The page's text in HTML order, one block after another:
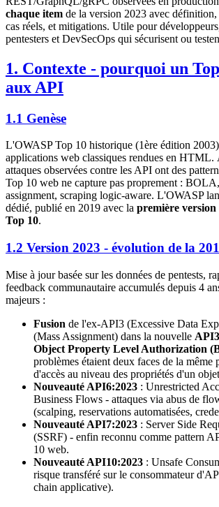
chaque item de la version 2023 avec définition,
cas réels, et mitigations. Utile pour
pentesters et DevSecOps qui sécurisent ou
1. Contexte - pourquoi un
aux API
1.1 Genèse
L'OWASP Top 10 historique (1ère édition
applications web classiques rendues en HTML.
attaques observées contre les API ont des
Top 10 web ne capture pas proprement :
assignment, scraping logic-aware. L'OWASP
dédié, publié en 2019 avec la première
Top 10.
1.2 Version 2023 - évolution de la
Mise à jour basée sur les données de pentests,
feedback communautaire accumulés depuis 4
majeurs :
Fusion de l'ex-API3 (Excessive Data
(Mass Assignment) dans la nouvelle
Object Property Level Authorization
problèmes étaient deux faces de la même
d'accès au niveau des propriétés d'un
Nouveauté API6:2023 : Unrestricted
Business Flows - attaques via abus de
(scalping, reservations automatisées,
Nouveauté API7:2023 : Server Side
(SSRF) - enfin reconnu comme pattern
10 web.
Nouveauté API10:2023 : Unsafe
risque transféré sur le consommateur
chain applicative).